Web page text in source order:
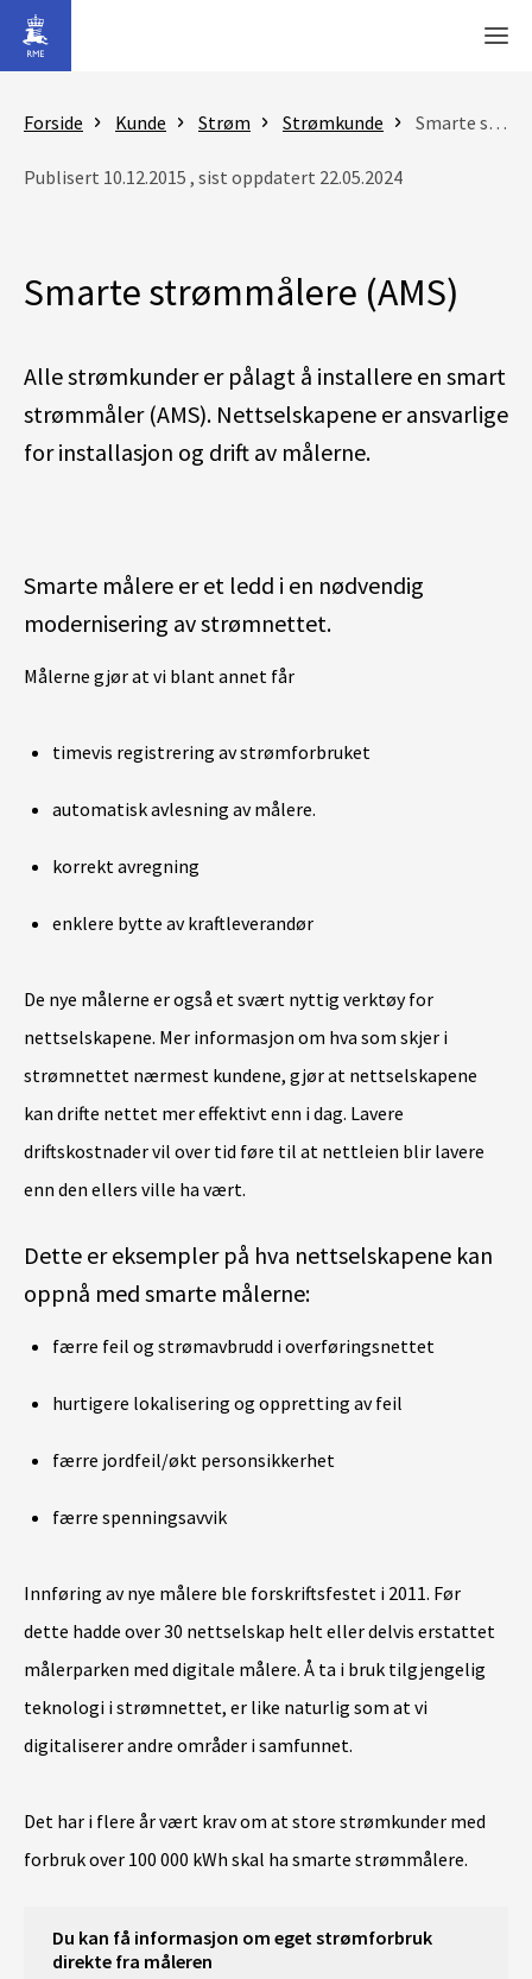
Gå til hovedinnhold
Forside Kunde Strøm Strømkunde Smarte strømmålere (AMS)
Publisert 10.12.2015 , sist oppdatert 22.05.2024
Smarte strømmålere (AMS)
Alle strømkunder er pålagt å installere en smart
strømmåler (AMS). Nettselskapene er ansvarlige
for installasjon og drift av målerne.
Smarte målere er et ledd i en nødvendig
modernisering av strømnettet.
Målerne gjør at vi blant annet får
timevis registrering av strømforbruket
automatisk avlesning av målere.
korrekt avregning
enklere bytte av kraftleverandør
De nye målerne er også et svært nyttig verktøy for
nettselskapene. Mer informasjon om hva som skjer i
strømnettet nærmest kundene, gjør at nettselskapene
kan drifte nettet mer effektivt enn i dag. Lavere
driftskostnader vil over tid føre til at nettleien blir lavere
enn den ellers ville ha vært.
Dette er eksempler på hva nettselskapene kan
oppnå med smarte målerne:
færre feil og strømavbrudd i overføringsnettet
hurtigere lokalisering og oppretting av feil
færre jordfeil/økt personsikkerhet
færre spenningsavvik
Innføring av nye målere ble forskriftsfestet i 2011. Før
dette hadde over 30 nettselskap helt eller delvis erstattet
målerparken med digitale målere. Å ta i bruk tilgjengelig
teknologi i strømnettet, er like naturlig som at vi
digitaliserer andre områder i samfunnet.
Det har i flere år vært krav om at store strømkunder med
forbruk over 100 000 kWh skal ha smarte strømmålere.
Du kan få informasjon om eget strømforbruk
direkte fra måleren